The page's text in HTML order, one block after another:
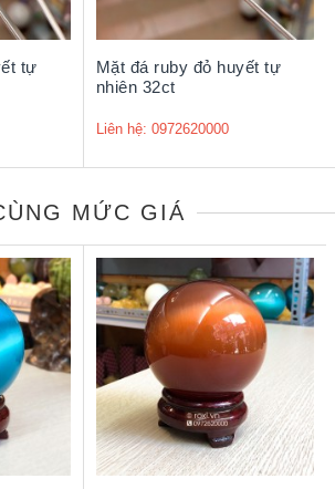
tự
Mặt đá ruby đỏ huyết tự
nhiên 32ct
Liên hệ: 0972620000
MỨC GIÁ